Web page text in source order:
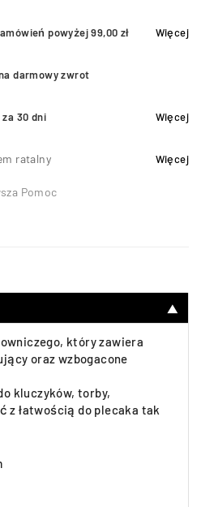
powyżej 99,00 zł Więcej
darmowy zwrot
za 30 dni Więcej
ratalny Więcej
Pomoc
▼
który zawiera
oraz wzbogacone
kluczyków, torby,
z łatwością do plecaka tak